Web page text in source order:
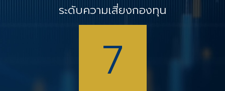
ระดับความเสี่ยงกองทุน
7